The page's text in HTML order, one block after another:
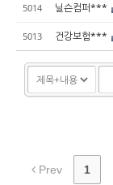
5014 닐슨컴퍼***
5013 건강보험***
Prev 1